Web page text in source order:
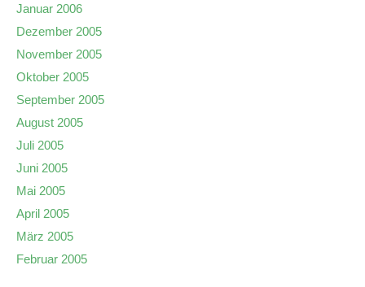
Januar 2006
Dezember 2005
November 2005
Oktober 2005
September 2005
August 2005
Juli 2005
Juni 2005
Mai 2005
April 2005
März 2005
Februar 2005